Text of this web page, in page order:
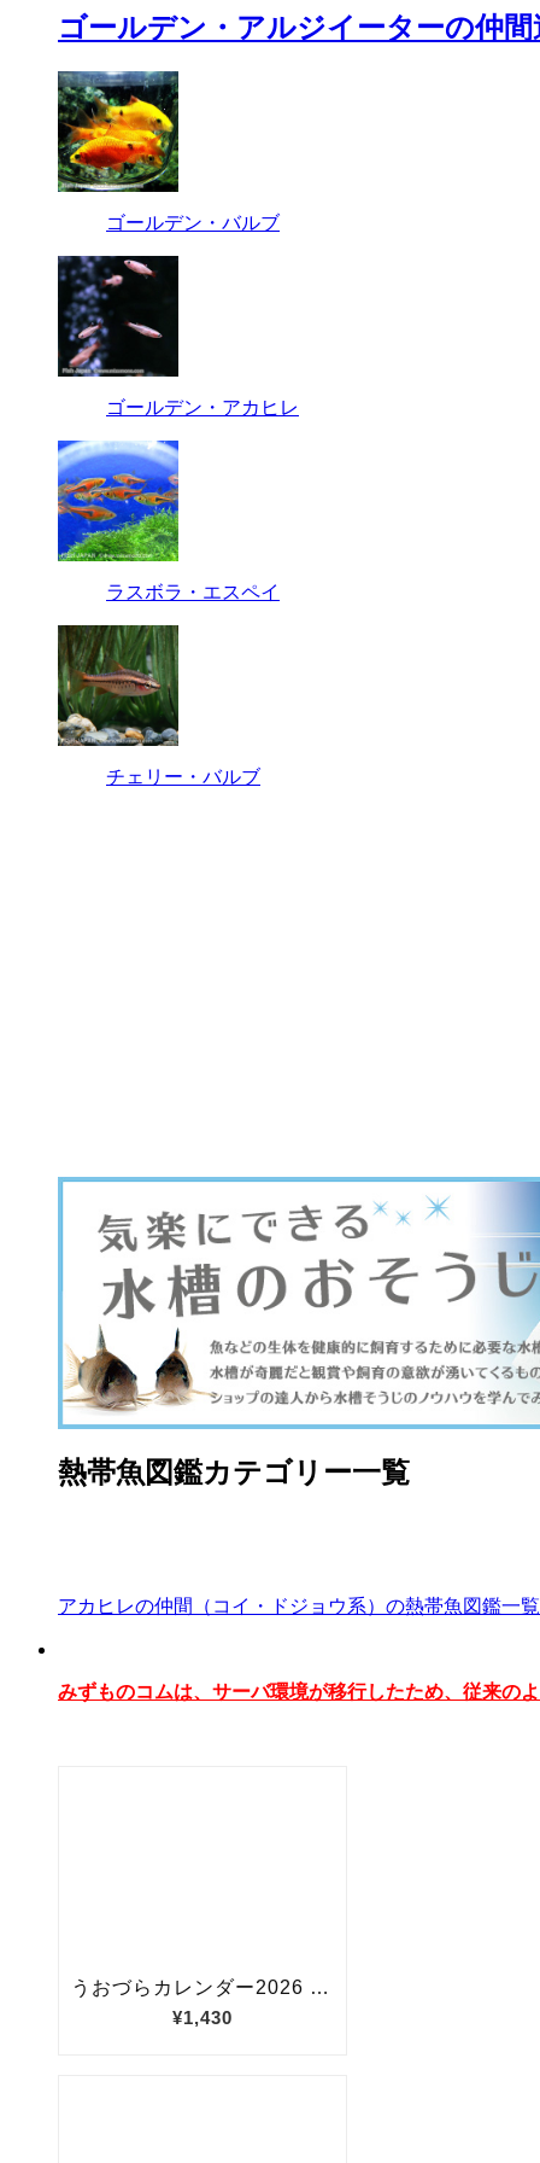
ゴールデン・アルジイーターの仲間
ゴールデン・バルブ
ゴールデン・アカヒレ
ラスボラ・エスペイ
チェリー・バルブ
熱帯魚図鑑カテゴリー一覧
アカヒレの仲間（コイ・ドジョウ系）の熱帯魚図鑑一
みずものコムは、サーバ環境が移行したため、従来の